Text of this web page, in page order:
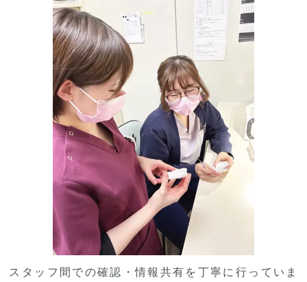
スタッフ間での確認・情報共有を丁寧に行っていま